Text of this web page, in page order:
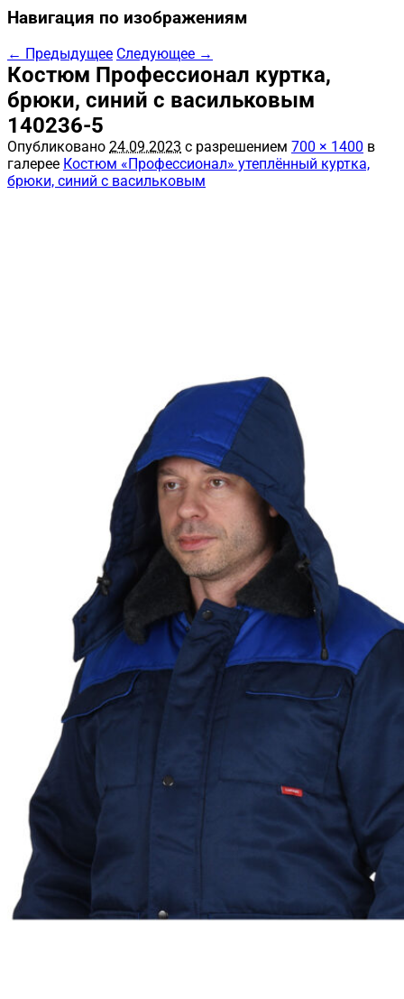
Навигация по изображениям
← Предыдущее Следующее →
Костюм Профессионал куртка,
брюки, синий с васильковым
140236-5
Опубликовано 24.09.2023 с разрешением 700 × 1400 в
галерее Костюм «Профессионал» утеплённый куртка,
брюки, синий с васильковым